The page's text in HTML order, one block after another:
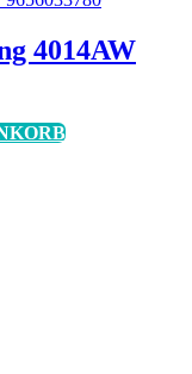
4014AW